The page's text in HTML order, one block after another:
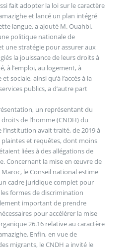
fait adopter la loi sur le caractère
et lancé un plan intégré
langue, a ajouté M. Ouahbi.
politique nationale de
une stratégie pour assurer aux
la jouissance de leurs droits à
à l’emploi, au logement, à
sociale, ainsi qu’à l’accès à la
publics, a d’autre part
un représentant du
de l’homme (CNDH) du
avait traité, de 2019 à
plaintes et requêtes, dont moins
liées à des allégations de
Concernant la mise en œuvre de
le Conseil national estime
cadre juridique complet pour
formes de discrimination
important de prendre
pour accélérer la mise
26.16 relative au caractère
Enfin, en vue de
migrants, le CNDH a invité le